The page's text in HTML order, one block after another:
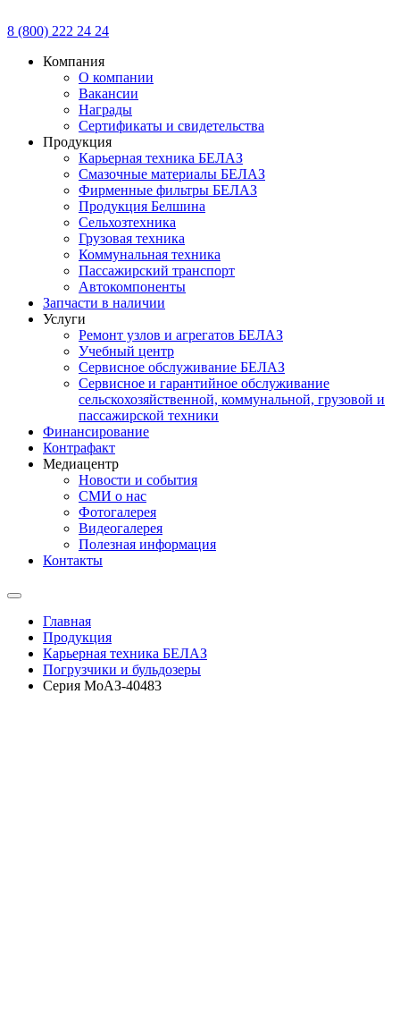
8 (800) 222 24 24
Компания
О компании
Вакансии
Награды
Сертификаты и свидетельства
Продукция
Карьерная техника БЕЛАЗ
Смазочные материалы БЕЛАЗ
Фирменные фильтры БЕЛАЗ
Продукция Белшина
Сельхозтехника
Грузовая техника
Коммунальная техника
Пассажирский транспорт
Автокомпоненты
Запчасти в наличии
Услуги
Ремонт узлов и агрегатов БЕЛАЗ
Учебный центр
Сервисное обслуживание БЕЛАЗ
Сервисное и гарантийное обслуживание
сельскохозяйственной, коммунальной, грузовой и
пассажирской техники
Финансирование
Контрафакт
Медиацентр
Новости и события
СМИ о нас
Фотогалерея
Видеогалерея
Полезная информация
Контакты
Главная
Продукция
Карьерная техника БЕЛАЗ
Погрузчики и бульдозеры
Серия МоАЗ-40483